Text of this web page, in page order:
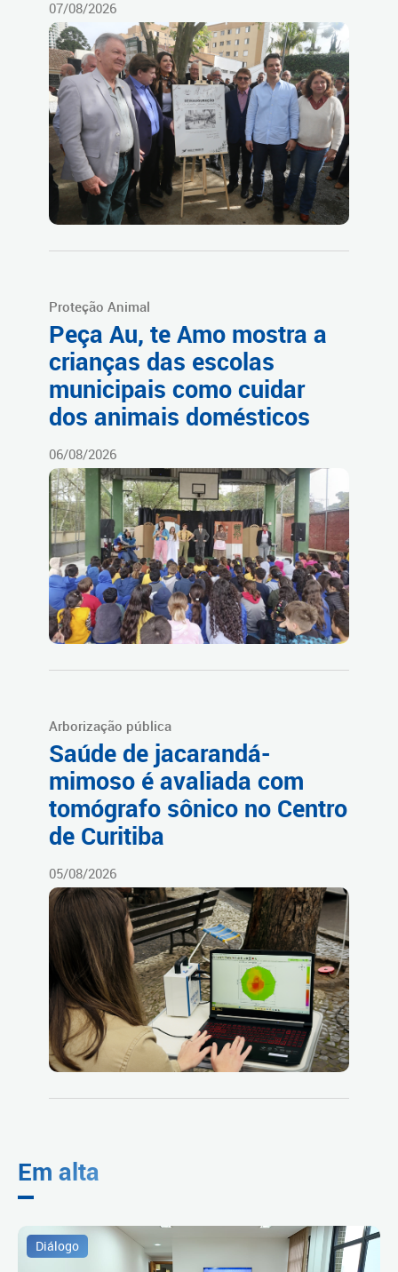
07/08/2026
Proteção Animal
Peça Au, te Amo mostra a
crianças das escolas
municipais como cuidar
dos animais domésticos
06/08/2026
Arborização pública
Saúde de jacarandá-
mimoso é avaliada com
tomógrafo sônico no Centro
de Curitiba
05/08/2026
Em alta
Diálogo